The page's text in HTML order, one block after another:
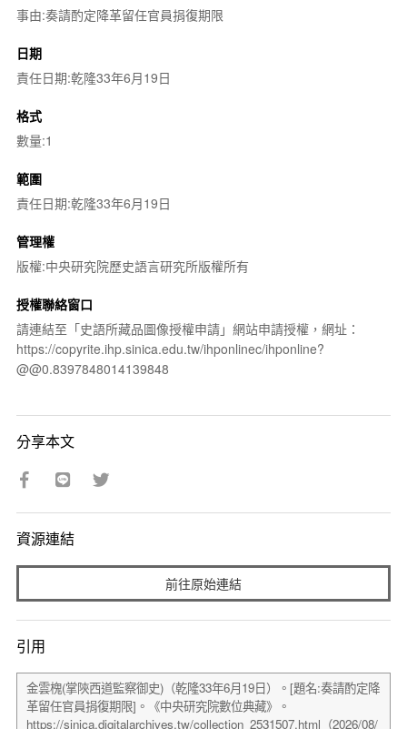
事由:奏請酌定降革留任官員捐復期限
日期
責任日期:乾隆33年6月19日
格式
數量:1
範圍
責任日期:乾隆33年6月19日
管理權
版權:中央研究院歷史語言研究所版權所有
授權聯絡窗口
請連結至「史語所藏品圖像授權申請」網站申請授權，網址：
https://copyrite.ihp.sinica.edu.tw/ihponlinec/ihponline?
@@0.8397848014139848
分享本文
資源連結
前往原始連結
引用